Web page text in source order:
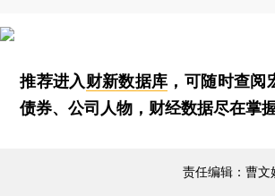
推荐进入财新数据库 ，可随时查
债券、公司人物，财经数据尽在掌握
责任编辑：曹文